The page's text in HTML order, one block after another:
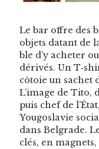
Le bar offre des
objets datant de
ble d’y acheter
dérivés. Un
côtoie un sachet
L’image de Tito,
puis chef de
Yougoslavie
dans Bel­grade.
clés, en